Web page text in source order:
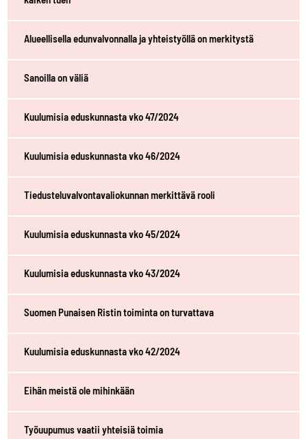
Alueellisella edunvalvonnalla ja yhteistyöllä on merkitystä
Sanoilla on väliä
Kuulumisia eduskunnasta vko 47/2024
Kuulumisia eduskunnasta vko 46/2024
Tiedusteluvalvontavaliokunnan merkittävä rooli
Kuulumisia eduskunnasta vko 45/2024
Kuulumisia eduskunnasta vko 43/2024
Suomen Punaisen Ristin toiminta on turvattava
Kuulumisia eduskunnasta vko 42/2024
Eihän meistä ole mihinkään
Työuupumus vaatii yhteisiä toimia